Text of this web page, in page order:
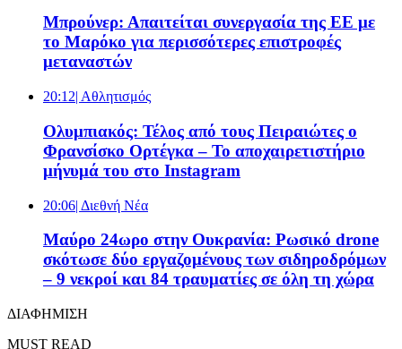
Μπρούνερ: Απαιτείται συνεργασία της ΕΕ με
το Μαρόκο για περισσότερες επιστροφές
μεταναστών
20:12| Αθλητισμός
Ολυμπιακός: Τέλος από τους Πειραιώτες ο
Φρανσίσκο Ορτέγκα – Το αποχαιρετιστήριο
μήνυμά του στο Instagram
20:06| Διεθνή Νέα
Μαύρο 24ωρο στην Ουκρανία: Ρωσικό drone
σκότωσε δύο εργαζομένους των σιδηροδρόμων
– 9 νεκροί και 84 τραυματίες σε όλη τη χώρα
ΔΙΑΦΗΜΙΣΗ
MUST READ